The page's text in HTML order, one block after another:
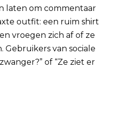
laten om commentaar
outfit: een ruim shirt
vroegen zich af of ze
van sociale
of “Ze ziet er